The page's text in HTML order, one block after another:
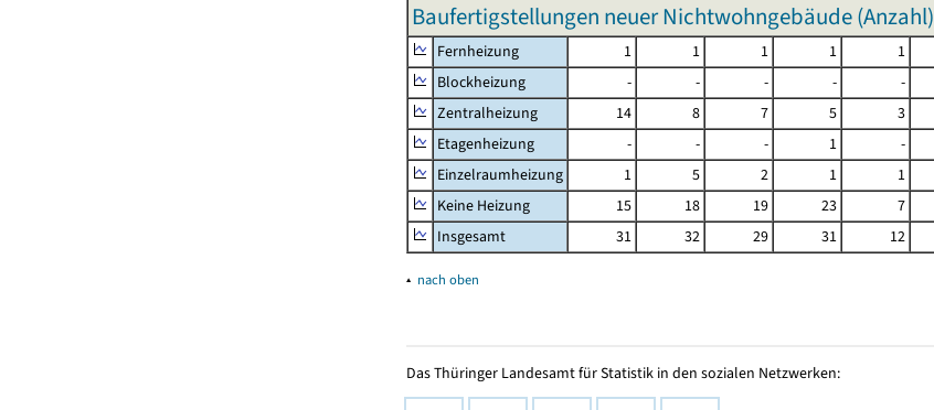
Baufertigstellungen neuer Nichtwohngebäude (Anzahl)
Fernheizung 1 1 1 1 1
Blockheizung
- - - - -
Zentralheizung
14 8 7 5 3
Etagenheizung
- - - 1 -
Einzelraumheizung
1 5 2 1 1
Keine Heizung
15 18 19 23 7
Insgesamt
31 32 29 31 12
▴ nach oben
Das Thüringer Landesamt für Statistik in den sozialen Netzwerken: